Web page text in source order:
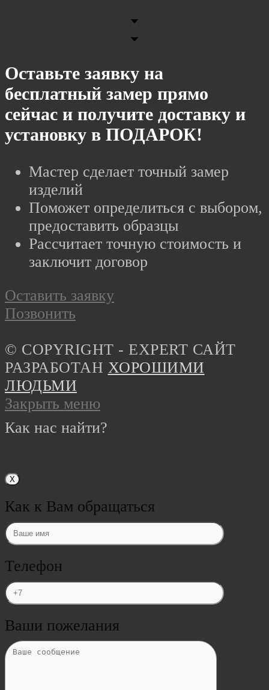
Оставьте заявку на
бесплатный замер прямо
сейчас и получите доставку и
установку в ПОДАРОК!
Мастер сделает точный замер
изделий
Поможет определиться с выбором,
предоставить образцы
Рассчитает точную стоимость и
заключит договор
Оставить заявку
Позвонить
© COPYRIGHT - EXPERT САЙТ
РАЗРАБОТАН ХОРОШИМИ
ЛЮДЬМИ
Закрыть меню
Как нас найти?
Х
Как к Вам обращаться
Телефон
Ваши пожелания